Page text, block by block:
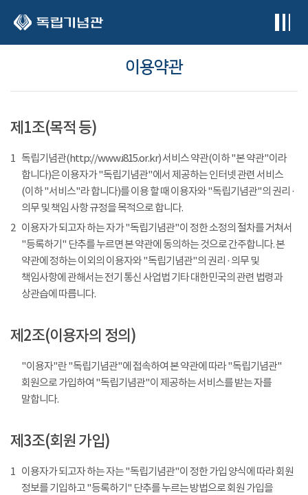
이용약관
제1조(목적 등)
1 독립기념관(http://www.i815.or.kr) 서비스 약관(이하 "본 약관"이라
합니다)은 이용자가 "독립기념관"에서 제공하는 인터넷 관련 서비스
(이하 "서비스"라 합니다)를 이용 할 때 이용자와 "독립기념관"의 권리 ·
의무 및 책임 사항 규정을 목적으로 합니다.
2 이용자가 되고자 하는 자가 "독립기념관"이 정한 소정의 절차를 거쳐서
"등록하기" 단추를 누르면 본 약관에 동의하는 것으로 간주합니다. 본
약관에 정하는 이외의 이용자와 "독립기념관"의 권리 · 의무 및
책임사항에 관해서는 전기 통신 사업법 기타 대한민국의 관련 법령과
상관습에 따릅니다.
제2조(이용자의 정의)
"이용자"란 "독립기념관"에 접속하여 본 약관에 따라 "독립기념관"
회원으로 가입하여 "독립기념관"이 제공하는 서비스를 받는 자를
말합니다.
제3조(회원 가입)
1 이용자가 되고자 하는 자는 "독립기념관"이 정한 가입 양식에 따라 회원
정보를 기입하고 "등록하기" 단추를 누르는 방법으로 회원 가입을